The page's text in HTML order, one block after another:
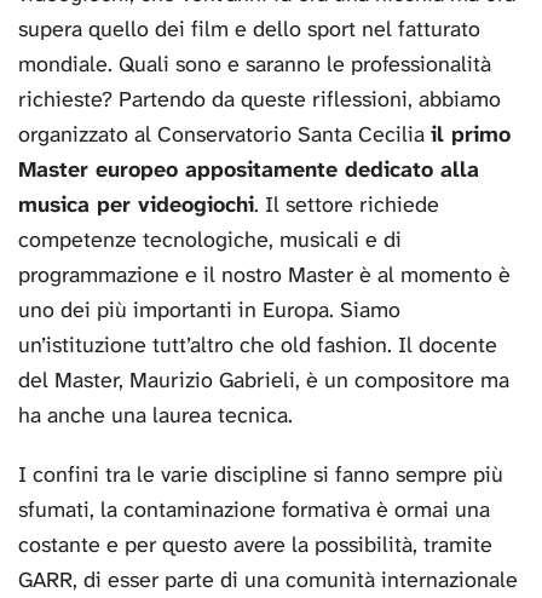
supera quello dei film e dello sport nel fatturato
mondiale. Quali sono e saranno le professionalità
richieste? Partendo da queste riflessioni, abbiamo
organizzato al Conservatorio Santa Cecilia il primo
Master europeo appositamente dedicato alla
musica per videogiochi. Il settore richiede
competenze tecnologiche, musicali e di
programmazione e il nostro Master è al momento è
uno dei più importanti in Europa. Siamo
un’istituzione tutt’altro che old fashion. Il docente
del Master, Maurizio Gabrieli, è un compositore ma
ha anche una laurea tecnica.
I confini tra le varie discipline si fanno sempre più
sfumati, la contaminazione formativa è ormai una
costante e per questo avere la possibilità, tramite
GARR, di esser parte di una comunità internazionale